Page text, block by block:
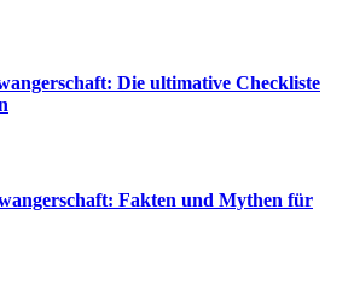
Die ultimative Checkliste
Fakten und Mythen für